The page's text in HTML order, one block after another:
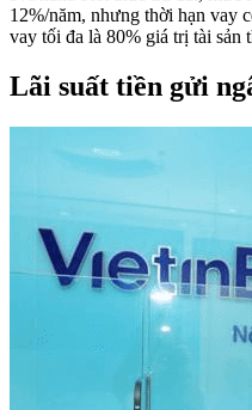
12%/năm, nhưng thời hạn vay
vay tối đa là 80% giá trị tài sản
Lãi suất tiền gửi